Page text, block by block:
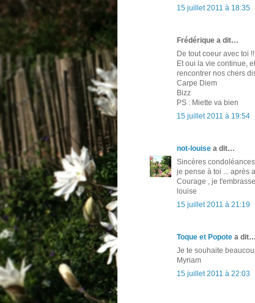
15 juillet 2011 à 18:35
Frédérique a dit…
De tout coeur avec toi !!
Et oui la vie continue,
rencontrer nos chers
Carpe Diem
Bizz
PS : Miette va bien
15 juillet 2011 à 19:54
not-louise a dit…
Sincères
je pense à toi ... après
Courage , je
louise
15 juillet 2011 à 21:19
Toque et Popote a dit…
Je te souhaite
Myriam
15 juillet 2011 à 22:03